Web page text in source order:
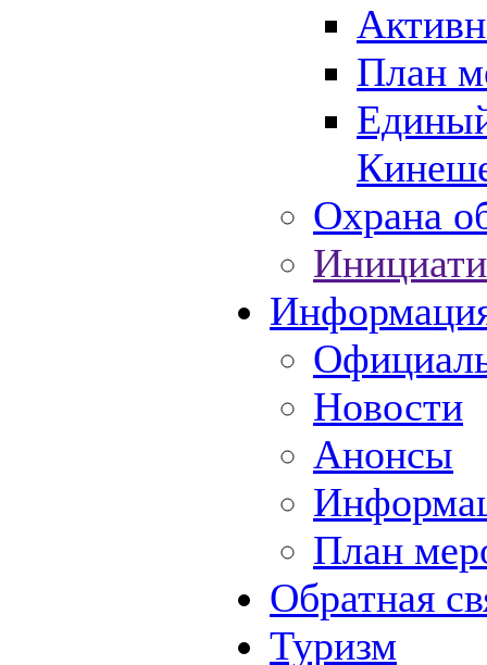
План
Охрана
Новости
Анонсы
План
Обратная
Туризм